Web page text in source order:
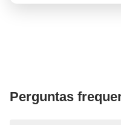
Perguntas